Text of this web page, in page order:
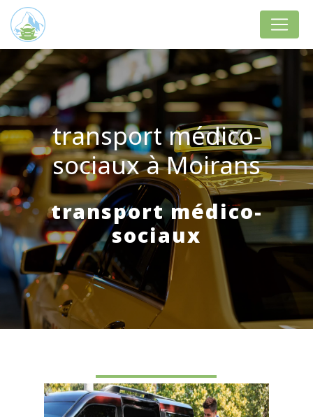
transport médico-
sociaux à Moirans
transport médico-
sociaux
Panneau de gestion des cookies